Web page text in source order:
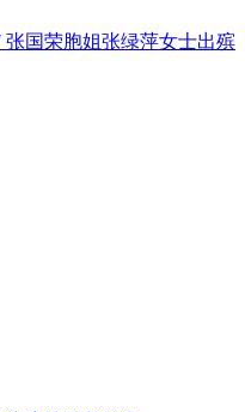
张国荣胞姐张绿萍女士出殡